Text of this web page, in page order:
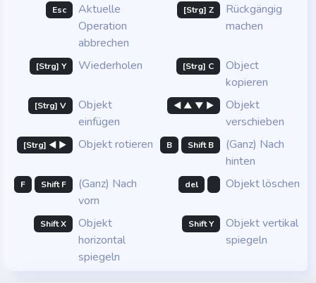
Esc
Aktuelle
Operation
abbrechen
[Strg] Z
Rückgängig
machen
[Strg] Y Wiederholen [Strg] C
Object
kopieren
[Strg] V
Objekt
einfügen
◄ ▲ ▼ ►
Objekt
verschieben
[Strg] ◄ ► Objekt rotieren B Shift B
(Ganz) Nach
hinten
F Shift F
(Ganz) Nach
vorn
del Objekt löschen
Shift X
Objekt
horizontal
spiegeln
Shift Y
Objekt vertikal
spiegeln